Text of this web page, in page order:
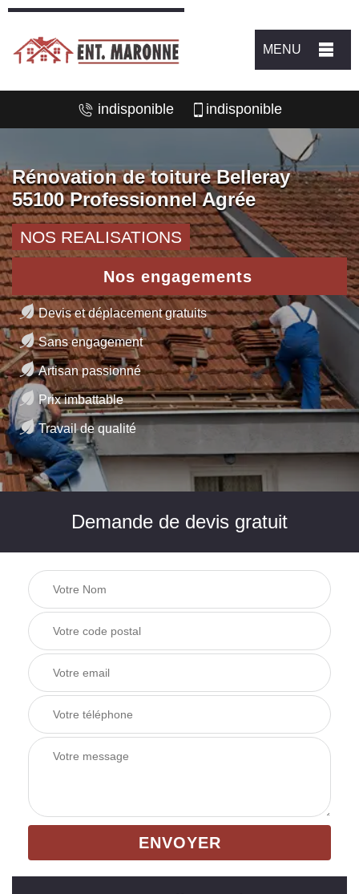
MENU
indisponible indisponible
Rénovation de toiture Belleray
55100 Professionnel Agrée
NOS REALISATIONS
Nos engagements
Devis et déplacement gratuits
Sans engagement
Artisan passionné
Prix imbattable
Travail de qualité
Demande de devis gratuit